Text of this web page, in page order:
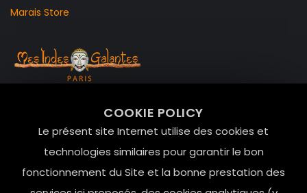
COOKIE POLICY
Le présent site Internet utilise des cookies et
technologies similaires pour garantir le bon
fonctionnement du Site et la bonne prestation des
Marais Store
Le Marais, 75004 Paris
contact@mesindesgalantes.com
01.42.72.42.51